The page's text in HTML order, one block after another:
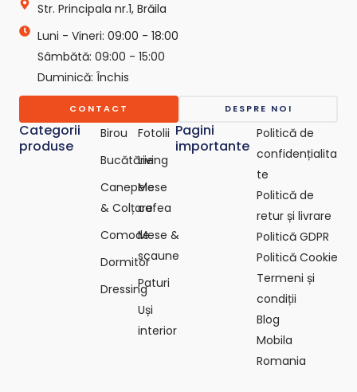
r
e
p
o
-
c
o
m
Categorii
produse
Birou
Bucătărie
Canepele
& Colțare
Comode
Dormitor
Dressing
Fotolii
Living
Mese
cafea
Mese &
scaune
Paturi
Uși
interior
Pagini
importante
Politică de
confidențialita
te
Politică de
retur și livrare
Politică GDPR
Politică Cookie
Termeni și
condiții
Blog
Mobila
Romania
Str. Principala nr.1, Brăila
Luni - Vineri: 09:00 - 18:00
Sâmbătă: 09:00 - 15:00
Duminică: Închis
CONTACT DESPRE NOI